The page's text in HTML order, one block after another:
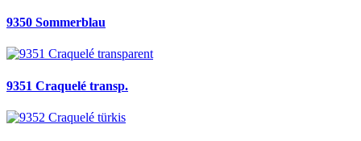
9350 Sommerblau
9351 Craquelé transp.